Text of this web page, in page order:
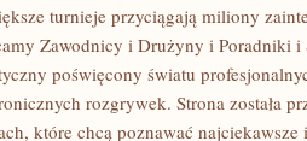
turnieje przyciągają miliony
Zawodnicy i Drużyny i Poradniki
poświęcony światu
rozgrywek. Strona została
które chcą poznawać